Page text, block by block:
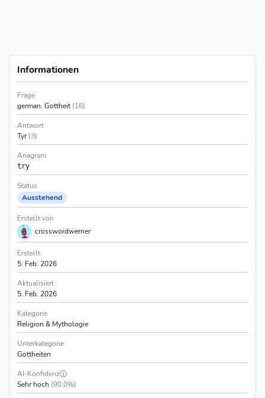
Informationen
Frage
german. Gottheit(16)
Antwort
Tyr(3)
Anagram
try
Status
Ausstehend
Erstellt von
crosswordwerner
Erstellt
5. Feb. 2026
Aktualisiert
5. Feb. 2026
Kategorie
Religion & Mythologie
Unterkategorie
Gottheiten
AI-Konfidenz
Sehr hoch (90.0%)